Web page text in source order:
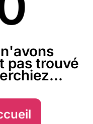
pas trouvé